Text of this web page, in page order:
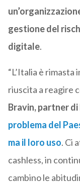
gestione del
digitale.
“L’Italia è
riuscita a reagire
Bravin, partner di
problema del
ma il loro uso. Ci
cashless, in
cambino le